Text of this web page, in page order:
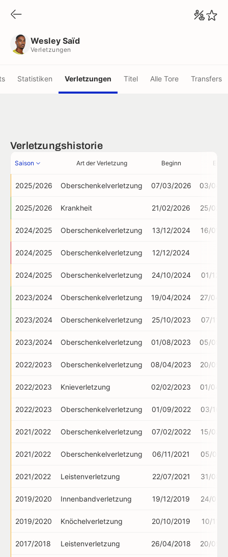
Wesley Saïd
Verletzungen
Statistiken Verletzungen Titel Alle Tore Transfers
Verletzungshistorie
Saison Art der Verletzung Beginn Ende
2025/2026 Oberschenkelverletzung 07/03/2026 03/04/
2025/2026 Krankheit 21/02/2026 25/02/
2024/2025 Oberschenkelverletzung 13/12/2024 16/01/
2024/2025 Oberschenkelverletzung 12/12/2024
2024/2025 Oberschenkelverletzung 24/10/2024 01/12/
2023/2024 Oberschenkelverletzung 19/04/2024 27/04/
2023/2024 Oberschenkelverletzung 25/10/2023 07/11/
2023/2024 Oberschenkelverletzung 01/08/2023 05/09/
2022/2023 Oberschenkelverletzung 08/04/2023 20/05/
2022/2023 Knieverletzung 02/02/2023 01/04/
2022/2023 Oberschenkelverletzung 01/09/2022 03/10/
2021/2022 Oberschenkelverletzung 07/02/2022 15/03/
2021/2022 Oberschenkelverletzung 06/11/2021 05/01/
2021/2022 Leistenverletzung 22/07/2021 31/08/
2019/2020 Innenbandverletzung 19/12/2019 24/01/
2019/2020 Knöchelverletzung 20/10/2019 10/11/
2017/2018 Leistenverletzung 26/04/2018 20/05/